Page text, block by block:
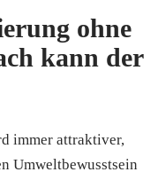
ohne
kann der
immer attraktiver,
Umweltbewusstsein